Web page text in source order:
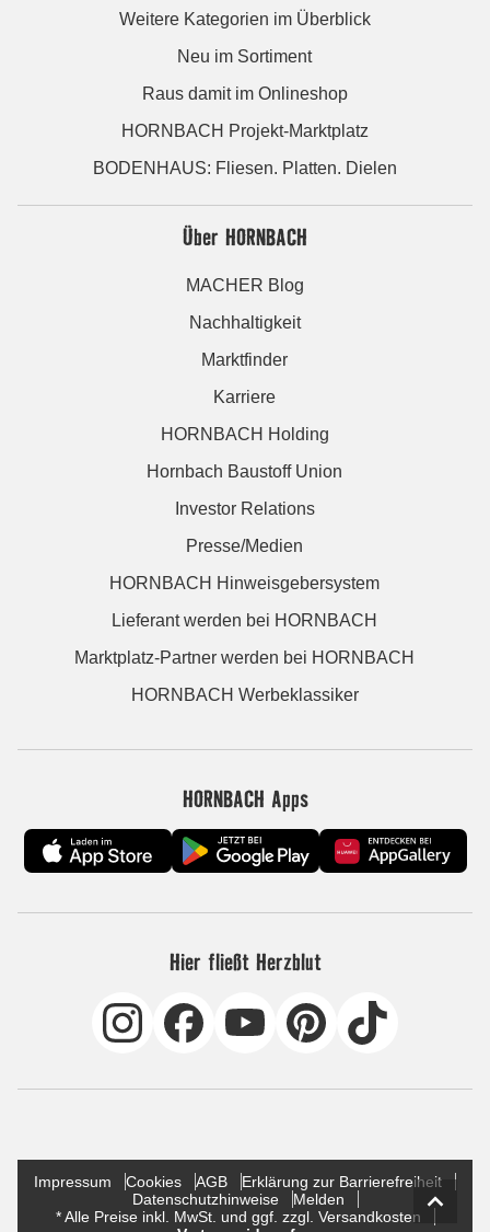
Weitere Kategorien im Überblick
Neu im Sortiment
Raus damit im Onlineshop
HORNBACH Projekt-Marktplatz
BODENHAUS: Fliesen. Platten. Dielen
Über HORNBACH
MACHER Blog
Nachhaltigkeit
Marktfinder
Karriere
HORNBACH Holding
Hornbach Baustoff Union
Investor Relations
Presse/Medien
HORNBACH Hinweisgebersystem
Lieferant werden bei HORNBACH
Marktplatz-Partner werden bei HORNBACH
HORNBACH Werbeklassiker
HORNBACH Apps
Hier fließt Herzblut
Impressum Cookies AGB
Erklärung zur Barrierefreiheit
Datenschutzhinweise
Melden
* Alle Preise inkl. MwSt. und ggf. zzgl. Versandkosten